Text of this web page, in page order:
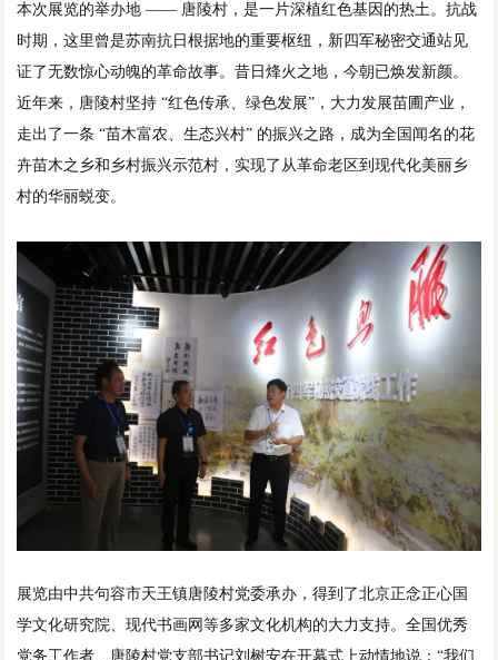
本次展览的举办地 —— 唐陵村，是一片深植红色基因的热土。抗战
时期，这里曾是苏南抗日根据地的重要枢纽，新四军秘密交通站见
证了无数惊心动魄的革命故事。昔日烽火之地，今朝已焕发新颜。
近年来，唐陵村坚持 “红色传承、绿色发展”，大力发展苗圃产业，
走出了一条 “苗木富农、生态兴村” 的振兴之路，成为全国闻名的花
卉苗木之乡和乡村振兴示范村，实现了从革命老区到现代化美丽乡
村的华丽蜕变。
展览由中共句容市天王镇唐陵村党委承办，得到了北京正念正心国
学文化研究院、现代书画网等多家文化机构的大力支持。全国优秀
党务工作者、唐陵村党支部书记刘树安在开幕式上动情地说：“我们